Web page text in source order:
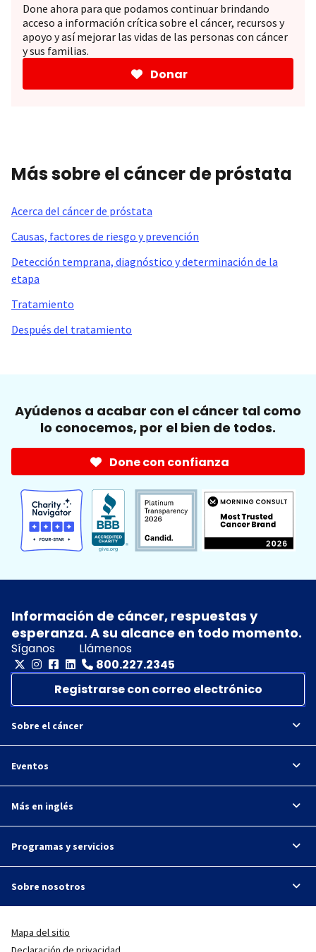
Done ahora para que podamos continuar brindando
acceso a información crítica sobre el cáncer, recursos y
apoyo y así mejorar las vidas de las personas con cáncer
y sus familias.
Donar
Más sobre el cáncer de próstata
Acerca del cáncer de próstata
Causas, factores de riesgo y prevención
Detección temprana, diagnóstico y determinación de la
etapa
Tratamiento
Después del tratamiento
Ayúdenos a acabar con el cáncer tal como
lo conocemos, por el bien de todos.
Done con confianza
Información de cáncer, respuestas y
esperanza. A su alcance en todo momento.
Síganos
Llámenos
800.227.2345
Registrarse con correo electrónico
Sobre el cáncer
Eventos
Más en inglés
Programas y servicios
Sobre nosotros
Mapa del sitio